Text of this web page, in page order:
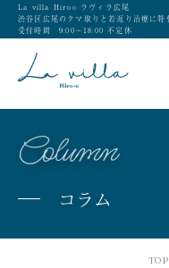
La villa Hiroo ラヴィラ広尾
渋谷区広尾のクマ取りと若返り治療に特
受付時間 9:00〜18:00 不定休
Column
コラム
TOP